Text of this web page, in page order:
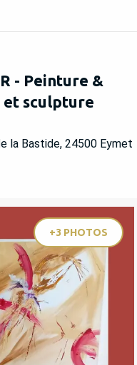
- Peinture &
et sculpture
la Bastide, 24500 Eymet
+3 PHOTOS